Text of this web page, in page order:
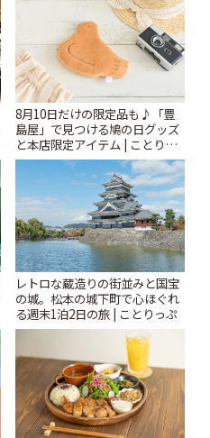
8月10日だけの限定品も♪「豊
島屋」で見つける鳩の日グッズ
と本店限定アイテム | ことりっ
ぷ
レトロな蔵造りの街並みと国宝
の城。松本の城下町で心ほぐれ
る週末1泊2日の旅 | ことりっぷ